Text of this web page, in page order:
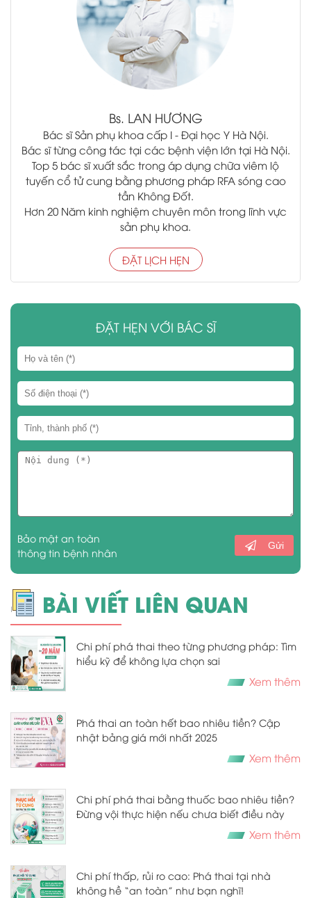
Bs. LAN HƯƠNG
Bác sĩ Sản phụ khoa cấp I - Đại học Y Hà Nội.
Bác sĩ từng công tác tại các bệnh viện lớn tại Hà Nội.
Top 5 bác sĩ xuất sắc trong áp dụng chữa viêm lộ
tuyến cổ tử cung bằng phương pháp RFA sóng cao
tần Không Đốt.
Hơn 20 Năm kinh nghiệm chuyên môn trong lĩnh vực
sản phụ khoa.
ĐẶT LỊCH HẸN
ĐẶT HẸN VỚI BÁC SĨ
Bảo mật an toàn
thông tin bệnh nhân
Gửi
BÀI VIẾT LIÊN QUAN
Chi phí phá thai theo từng phương pháp: Tìm
hiểu kỹ để không lựa chọn sai
Xem thêm
Phá thai an toàn hết bao nhiêu tiền? Cập
nhật bảng giá mới nhất 2025
Xem thêm
Chi phí phá thai bằng thuốc bao nhiêu tiền?
Đừng vội thực hiện nếu chưa biết điều này
Xem thêm
Chi phí thấp, rủi ro cao: Phá thai tại nhà
không hề “an toàn” như bạn nghĩ!